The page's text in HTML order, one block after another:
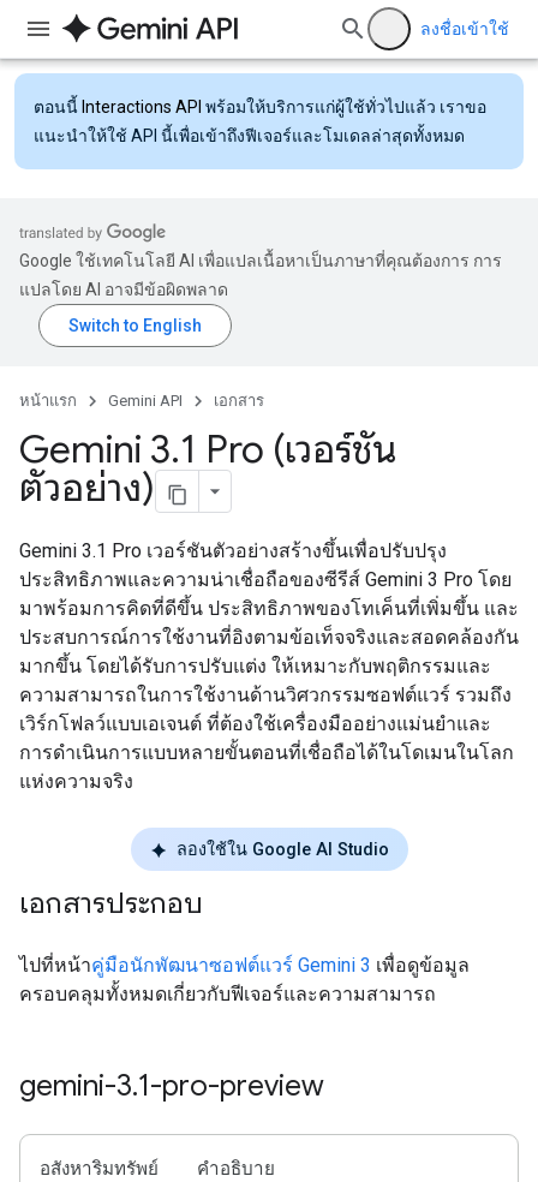
ลงชื่อเข้าใช้
ตอนนี้ Interactions API พร้อมให้บริการแก่ผู้ใช้ทั่วไปแล้ว เราขอ
แนะนำให้ใช้ API นี้เพื่อเข้าถึงฟีเจอร์และโมเดลล่าสุดทั้งหมด
Google ใช้เทคโนโลยี AI เพื่อแปลเนื้อหาเป็นภาษาที่คุณต้องการ การ
แปลโดย AI อาจมีข้อผิดพลาด
หน้าแรก Gemini API เอกสาร
Gemini 3.1 Pro (เวอร์ชัน
ตัวอย่าง)
Gemini 3.1 Pro เวอร์ชันตัวอย่างสร้างขึ้นเพื่อปรับปรุง
ประสิทธิภาพและความน่าเชื่อถือของซีรีส์ Gemini 3 Pro โดย
มาพร้อมการคิดที่ดีขึ้น ประสิทธิภาพของโทเค็นที่เพิ่มขึ้น และ
ประสบการณ์การใช้งานที่อิงตามข้อเท็จจริงและสอดคล้องกัน
มากขึ้น โดยได้รับการปรับแต่ง ให้เหมาะกับพฤติกรรมและ
ความสามารถในการใช้งานด้านวิศวกรรมซอฟต์แวร์ รวมถึง
เวิร์กโฟลว์แบบเอเจนต์ ที่ต้องใช้เครื่องมืออย่างแม่นยำและ
การดำเนินการแบบหลายขั้นตอนที่เชื่อถือได้ในโดเมนในโลก
แห่งความจริง
ลองใช้ใน Google AI Studio
เอกสารประกอบ
ไปที่หน้าคู่มือนักพัฒนาซอฟต์แวร์ Gemini 3 เพื่อดูข้อมูล
ครอบคลุมทั้งหมดเกี่ยวกับฟีเจอร์และความสามารถ
gemini-3.1-pro-preview
อสังหาริมทรัพย์ คำอธิบาย